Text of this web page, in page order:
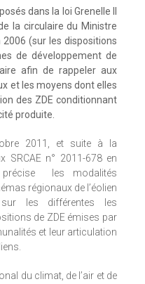
dans la loi Grenelle II
la circulaire du Ministre
(sur les dispositions
de développement de
afin de rappeler aux
et les moyens dont elles
des ZDE conditionnant
produite.
2011, et suite à la
SRCAE n° 2011-678 en
les modalités
régionaux de l’éolien
les différentes les
de ZDE émises par
et leur articulation
du climat, de l’air et de